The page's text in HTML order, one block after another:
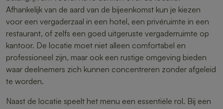
Afhankelijk van de aard van de bijeenkomst kun je kiezen
voor een vergaderzaal in een hotel, een privéruimte in een
restaurant, of zelfs een goed uitgeruste vergaderruimte op
kantoor. De locatie moet niet alleen comfortabel en
professioneel zijn, maar ook een rustige omgeving bieden
waar deelnemers zich kunnen concentreren zonder afgeleid
te worden.
Naast de locatie speelt het menu een essentiële rol. Bij een